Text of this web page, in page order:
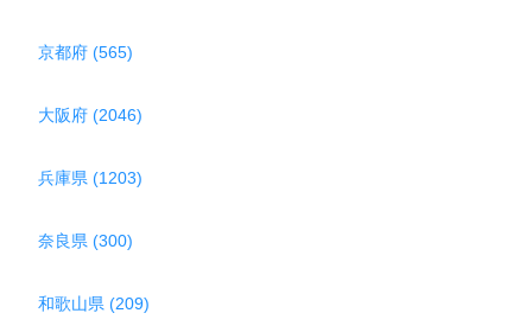
京都府 (565)
大阪府 (2046)
兵庫県 (1203)
奈良県 (300)
和歌山県 (209)